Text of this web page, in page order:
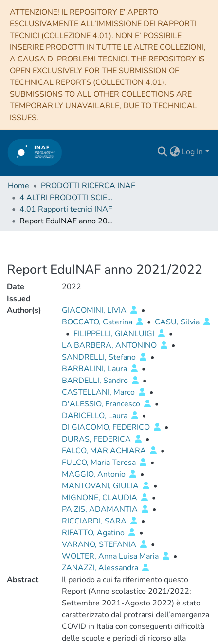
ATTENZIONE! IL REPOSITORY E’ APERTO
ESCLUSIVAMENTE ALL’IMMISSIONE DEI RAPPORTI
TECNICI (COLLEZIONE 4.01). NON E’ POSSIBILE
INSERIRE PRODOTTI IN TUTTE LE ALTRE COLLEZIONI,
A CAUSA DI PROBLEMI TECNICI. THE REPOSITORY IS
OPEN EXCLUSIVELY FOR THE SUBMISSION OF
TECHNICAL REPORTS (COLLECTION 4.01).
SUBMISSIONS TO ALL OTHER COLLECTIONS ARE
TEMPORARILY UNAVAILABLE, DUE TO TECHNICAL
ISSUES.
Log In
Home
PRODOTTI RICERCA INAF
4 ALTRI PRODOTTI SCIENTIFICI (Other scientific products)
4.01 Rapporti tecnici INAF
Report EduINAF anno 2021/2022
Report EduINAF anno 2021/2022
Date
Issued
2022
Author(s) GIACOMINI, LIVIA
•
BOCCATO, Caterina
• CASU, Silvia
• FILIPPELLI, GIANLUIGI
•
LA BARBERA, ANTONINO
•
SANDRELLI, Stefano
•
BARBALINI, Laura
•
BARDELLI, Sandro
•
CASTELLANI, Marco
•
D'ALESSIO, Francesco
•
DARICELLO, Laura
•
DI GIACOMO, FEDERICO
•
DURAS, FEDERICA
•
FALCO, MARIACHIARA
•
FULCO, Maria Teresa
•
MAGGIO, Antonio
•
MANTOVANI, GIULIA
•
MIGNONE, CLAUDIA
•
PAIZIS, ADAMANTIA
•
RICCIARDI, SARA
•
RIFATTO, Agatino
•
VARANO, STEFANIA
•
WOLTER, Anna Luisa Maria
•
ZANAZZI, Alessandra
Abstract
Il periodo a cui fa riferimento questo
Report (Anno scolastico 2021/2022:
Settembre 2021-Agosto 2022) è stato
caratterizzato dal protrarsi dell’emergenza
COVID in Italia con conseguenti difficoltà
delle scuole e periodi di ricorso alla